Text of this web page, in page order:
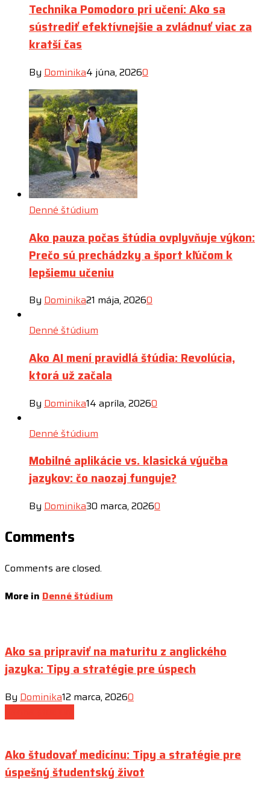
Technika Pomodoro pri učení: Ako sa
sústrediť efektívnejšie a zvládnuť viac za
kratší čas
By Dominika4 júna, 20260
Denné štúdium
Ako pauza počas štúdia ovplyvňuje výkon:
Prečo sú prechádzky a šport kľúčom k
lepšiemu učeniu
By Dominika21 mája, 20260
Denné štúdium
Ako AI mení pravidlá štúdia: Revolúcia,
ktorá už začala
By Dominika14 apríla, 20260
Denné štúdium
Mobilné aplikácie vs. klasická výučba
jazykov: čo naozaj funguje?
By Dominika30 marca, 20260
Comments
Comments are closed.
More in Denné štúdium
Ako sa pripraviť na maturitu z anglického
jazyka: Tipy a stratégie pre úspech
By Dominika12 marca, 20260
Ako študovať medicínu: Tipy a stratégie pre
úspešný študentský život